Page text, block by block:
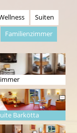
Suiten
Familienzimmer
Barkötta